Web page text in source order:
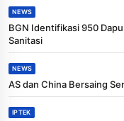
NEWS
BGN Identifikasi 950
Sanitasi
NEWS
AS dan China Bersaing
IPTEK